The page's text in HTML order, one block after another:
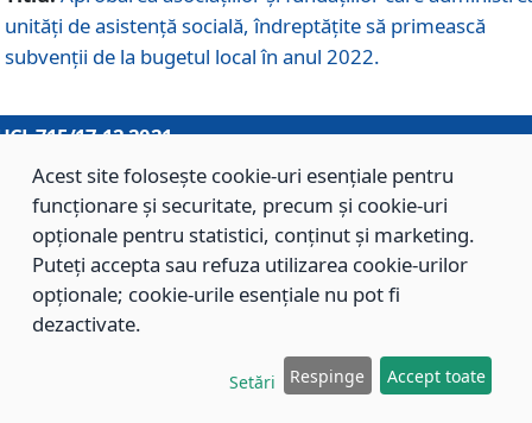
unităţi de asistenţă socială, îndreptăţite să primească
subvenţii de la bugetul local în anul 2022.
715/17.12.2021
Titlu: Aprobarea Planului de acţiuni sau lucrări de interes
local pentru anul 2022.
714/17.12.2021
Titlu: Modificarea Anexei la H.C.L. nr. 709/2020 privind
aprobarea Regulamentului de Organizare şi Funcţionare
Direcţiei de Asistenţă Socială Braşov.
Acest site folosește cookie-uri esențiale pentru
funcționare și securitate, precum și cookie-uri
opționale pentru statistici, conținut și marketing.
Puteți accepta sau refuza utilizarea cookie-urilor
opționale; cookie-urile esențiale nu pot fi
dezactivate.
Setări Respinge Accept toate